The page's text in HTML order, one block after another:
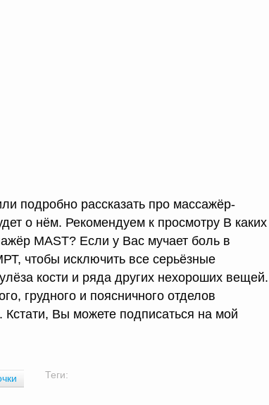
подробно рассказать про массажёр-
о нём. Рекомендуем к просмотру В каких
MAST? Если у Вас мучает боль в
чтобы исключить все серьёзные
кости и ряда других нехороших вещей.
грудного и поясничного отделов
Кстати, Вы можете подписаться на мой
Теги: